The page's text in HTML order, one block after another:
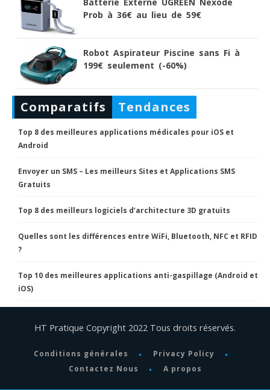
Prob à 36€ au lieu de 59€
Robot Aspirateur Piscine sans Fi à
199€ seulement (-60%)
Comparatifs Tendances
Top 8 des meilleures applications médicales pour iOS et
Android
Envoyer un SMS – Les meilleurs Sites et Applications SMS
Gratuits
Top 8 des meilleurs logiciels d’architecture 3D gratuits
Quelles sont les différences entre WiFi, Bluetooth, NFC et RFID
?
Top 10 des meilleures applications anti-gaspillage (Android et
iOS)
HT Pratique Copyright 2022 Tous droits réservés.
Conditions générales
Privacy Policy
Contactez Nous
A propos